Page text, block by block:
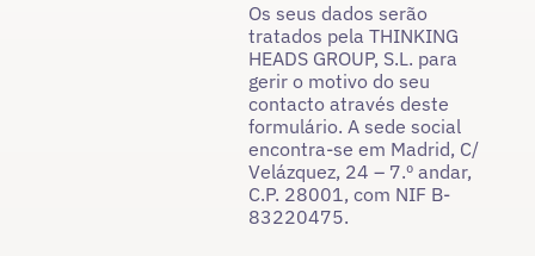
Os seus dados serão
tratados pela THINKING
HEADS GROUP, S.L. para
gerir o motivo do seu
contacto através deste
formulário. A sede social
encontra-se em Madrid, C/
Velázquez, 24 – 7.º andar,
C.P. 28001, com NIF B-
83220475.